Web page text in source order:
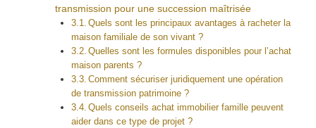
transmission pour une succession maîtrisée
Quels sont les principaux avantages à racheter la
maison familiale de son vivant ?
Quelles sont les formules disponibles pour l’achat
maison parents ?
Comment sécuriser juridiquement une opération
de transmission patrimoine ?
Quels conseils achat immobilier famille peuvent
aider dans ce type de projet ?